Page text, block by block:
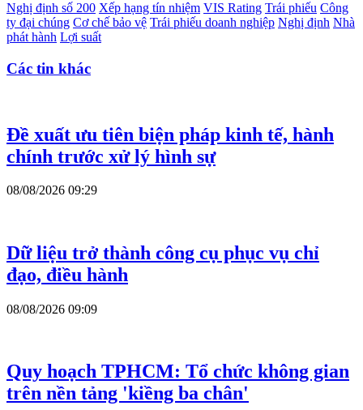
Nghị định số 200 Xếp hạng tín nhiệm VIS Rating Trái phiếu Công
ty đại chúng Cơ chế bảo vệ Trái phiếu doanh nghiệp Nghị định Nhà
phát hành Lợi suất
Các tin khác
Đề xuất ưu tiên biện pháp kinh tế, hành
chính trước xử lý hình sự
08/08/2026 09:29
Dữ liệu trở thành công cụ phục vụ chỉ
đạo, điều hành
08/08/2026 09:09
Quy hoạch TPHCM: Tổ chức không gian
trên nền tảng 'kiềng ba chân'